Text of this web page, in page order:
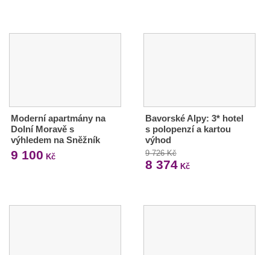
Moderní apartmány na
Dolní Moravě s
výhledem na Sněžník
9 100 Kč
Bavorské Alpy: 3* hotel
s polopenzí a kartou
výhod
9 726 Kč
8 374Kč